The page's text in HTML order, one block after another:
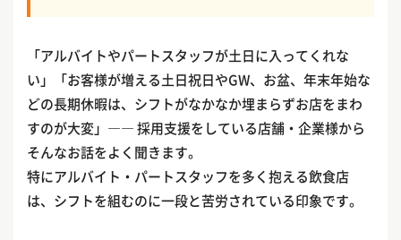
「アルバイトやパートスタッフが土日に入ってくれな
い」「お客様が増える土日祝日やGW、お盆、年末年始な
どの長期休暇は、シフトがなかなか埋まらずお店をまわ
すのが大変」―― 採用支援をしている店舗・企業様から
そんなお話をよく聞きます。
特にアルバイト・パートスタッフを多く抱える飲食店
は、シフトを組むのに一段と苦労されている印象です。